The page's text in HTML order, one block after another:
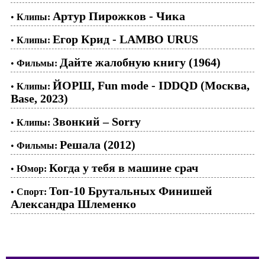
• Клипы: Артур Пирожков - Чика
• Клипы: Егор Крид - LAMBO URUS
• Фильмы: Дайте жалобную книгу (1964)
• Клипы: ЙОРШ, Fun mode - IDDQD (Москва,
Base, 2023)
• Клипы: Звонкий – Sorry
• Фильмы: Решала (2012)
• Юмор: Когда у тебя в машине срач
• Спорт: Топ-10 Брутальных Финишей
Александра Шлеменко